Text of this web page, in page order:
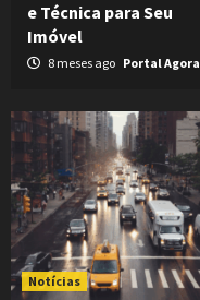
e Técnica para Seu
Imóvel
8 meses ago Portal Agora
Notícias